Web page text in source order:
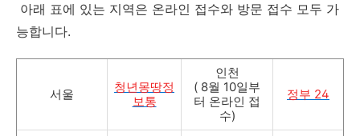
아래 표에 있는 지역은 온라인 접수와 방문 접수 모두 가
능합니다.
서울
청년몽땅정
보통
인천
( 8월 10일부
터 온라인 접
수)
정부 24